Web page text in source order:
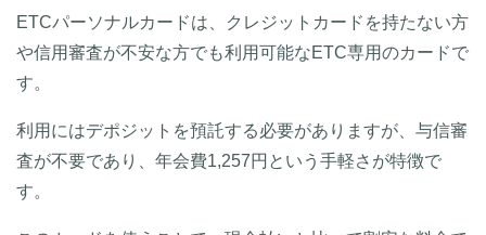
ETCパーソナルカードは、クレジットカードを持たない方
や信用審査が不安な方でも利用可能なETC専用のカードで
す。
利用にはデポジットを預託する必要がありますが、与信審
査が不要であり、年会費1,257円という手軽さが特徴で
す。